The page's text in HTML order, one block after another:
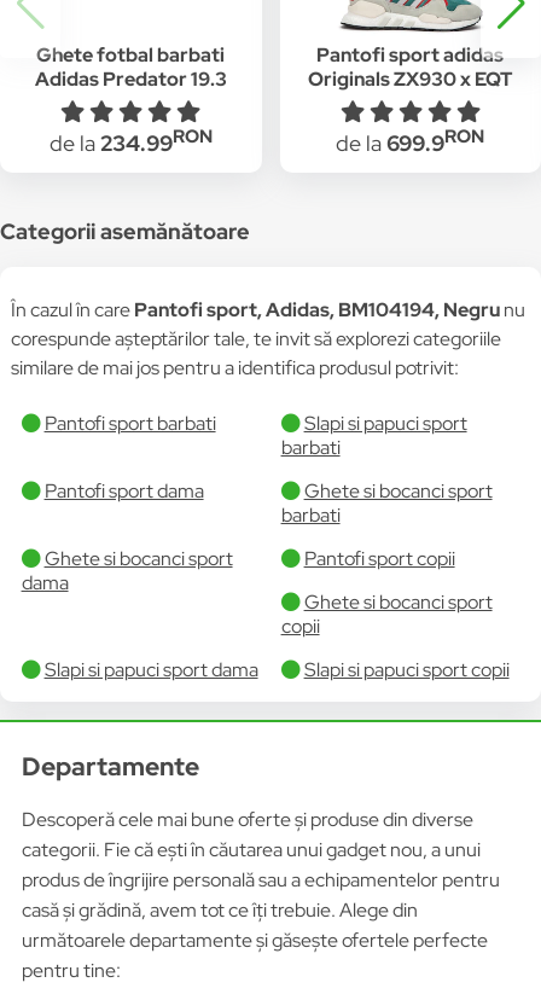
Ghete fotbal barbati
Adidas Predator 19.3
FG Albastru
de la234.99RON
Pantofi sport adidas
Originals ZX930 x EQT
"Never Made Pack"
G26806, Gri/Verde
de la699.9RON
Categorii asemănătoare
În cazul în carePantofi sport, Adidas, BM104194, Negrunu
corespunde așteptărilor tale, te invit să explorezi categoriile
similare de mai jos pentru a identifica produsul potrivit:
Pantofi sport barbati
Slapi si papuci sport
barbati
Pantofi sport dama
Ghete si bocanci sport
barbati
Ghete si bocanci sport
dama
Pantofi sport copii
Ghete si bocanci sport
copii
Slapi si papuci sport dama
Slapi si papuci sport copii
Departamente
Descoperă cele mai bune oferte și produse din diverse
categorii. Fie că ești în căutarea unui gadget nou, a unui
produs de îngrijire personală sau a echipamentelor pentru
casă și grădină, avem tot ce îți trebuie. Alege din
următoarele departamente și găsește ofertele perfecte
pentru tine: